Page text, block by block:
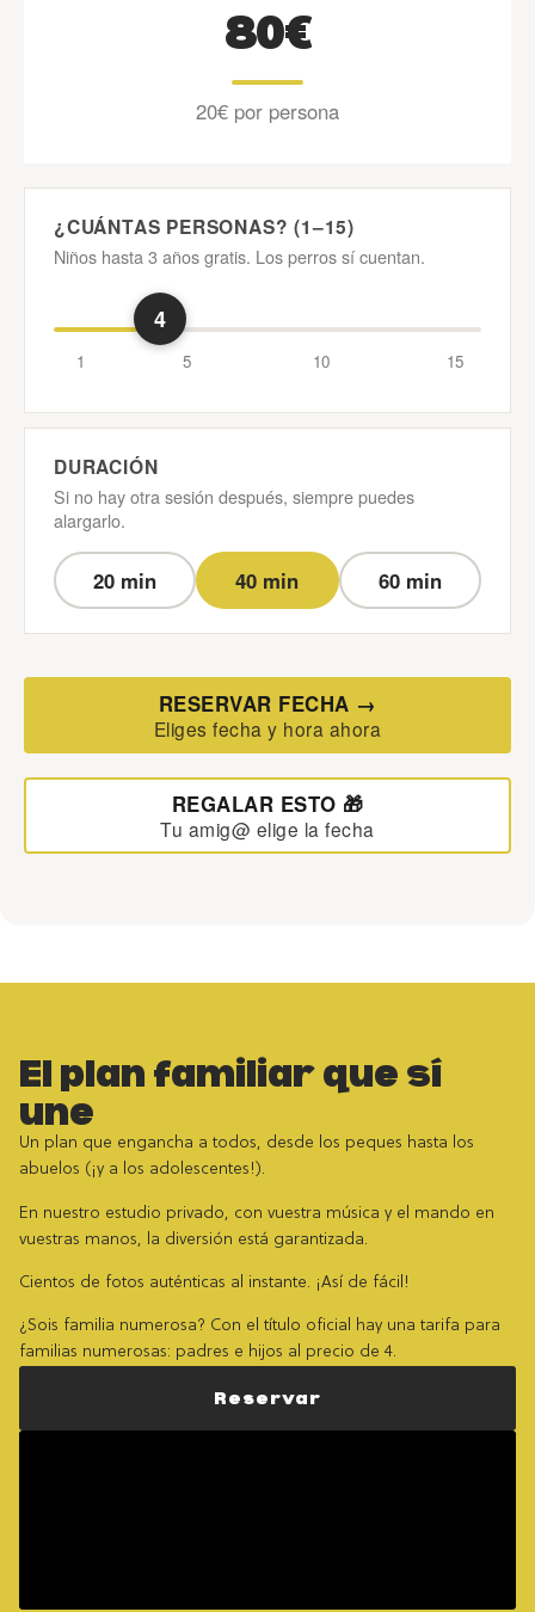
80€
20€ por persona
¿CUÁNTAS PERSONAS? (1–15)
Niños hasta 3 años gratis. Los perros sí cuentan.
4
1 5 10 15
DURACIÓN
Si no hay otra sesión después, siempre puedes
alargarlo.
20 min 40 min 60 min
RESERVAR FECHA →
Eliges fecha y hora ahora
REGALAR ESTO 🎁
Tu amig@ elige la fecha
El plan familiar que sí
une
Un plan que engancha a todos, desde los peques hasta los
abuelos (¡y a los adolescentes!).
En nuestro estudio privado, con vuestra música y el mando en
vuestras manos, la diversión está garantizada.
Cientos de fotos auténticas al instante. ¡Así de fácil!
¿Sois familia numerosa? Con el título oficial hay una tarifa para
familias numerosas: padres e hijos al precio de 4.
Reservar